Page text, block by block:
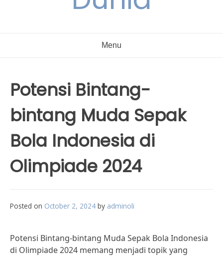
Menu
Potensi Bintang-
bintang Muda Sepak
Bola Indonesia di
Olimpiade 2024
Posted on October 2, 2024 by adminoli
Potensi Bintang-bintang Muda Sepak Bola Indonesia
di Olimpiade 2024 memang menjadi topik yang